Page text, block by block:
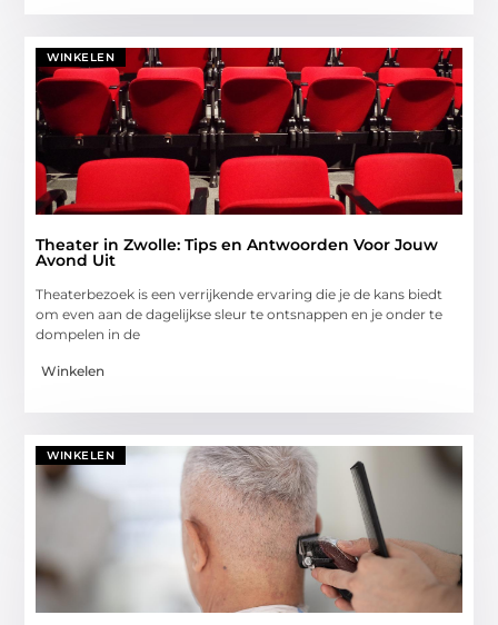
WINKELEN
Theater in Zwolle: Tips en Antwoorden Voor Jouw
Avond Uit
Theaterbezoek is een verrijkende ervaring die je de kans biedt
om even aan de dagelijkse sleur te ontsnappen en je onder te
dompelen in de
Winkelen
WINKELEN